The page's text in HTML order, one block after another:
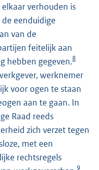
verhouden is
eenduidige
van de
feitelijk aan
hebben gegeven.8
werknemer
voor ogen te staan
aan te gaan. In
Raad reeds
zich verzet tegen
met een
rechtsregels
9